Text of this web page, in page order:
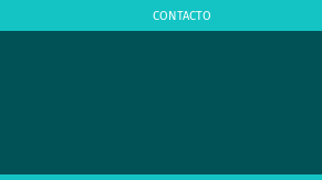
CONTACTO